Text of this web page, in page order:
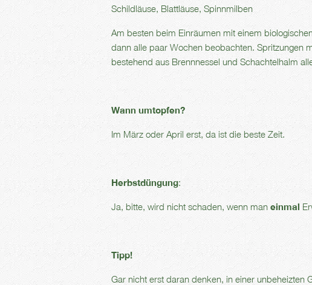
Schildläuse, Blattläuse, Spinnmilben
Am besten beim Einräumen mit einem
dann alle paar Wochen beobachten. Spritzungen
bestehend aus Brennnessel und Schachtelhalm
Wann umtopfen?
Im März oder April erst, da ist die beste Zeit.
Herbstdüngung:
Ja, bitte, wird nicht schaden, wenn man einmal
Tipp!
Gar nicht erst daran denken, in einer unbeheizten